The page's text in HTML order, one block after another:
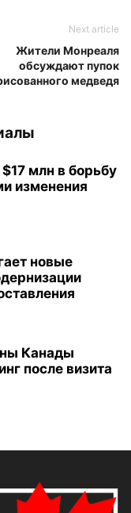
Next article
Жители Монреаля
обсуждают пупок
медведя
млн в борьбу
изменения
новые
Канады
после визита